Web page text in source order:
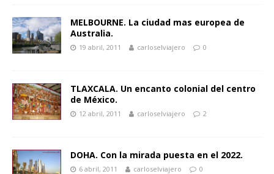
MELBOURNE. La ciudad mas europea de
Australia.
19 abril, 2011 carloselviajero 0
TLAXCALA. Un encanto colonial del centro
de México.
12 abril, 2011 carloselviajero 2
DOHA. Con la mirada puesta en el 2022.
6 abril, 2011 carloselviajero 0